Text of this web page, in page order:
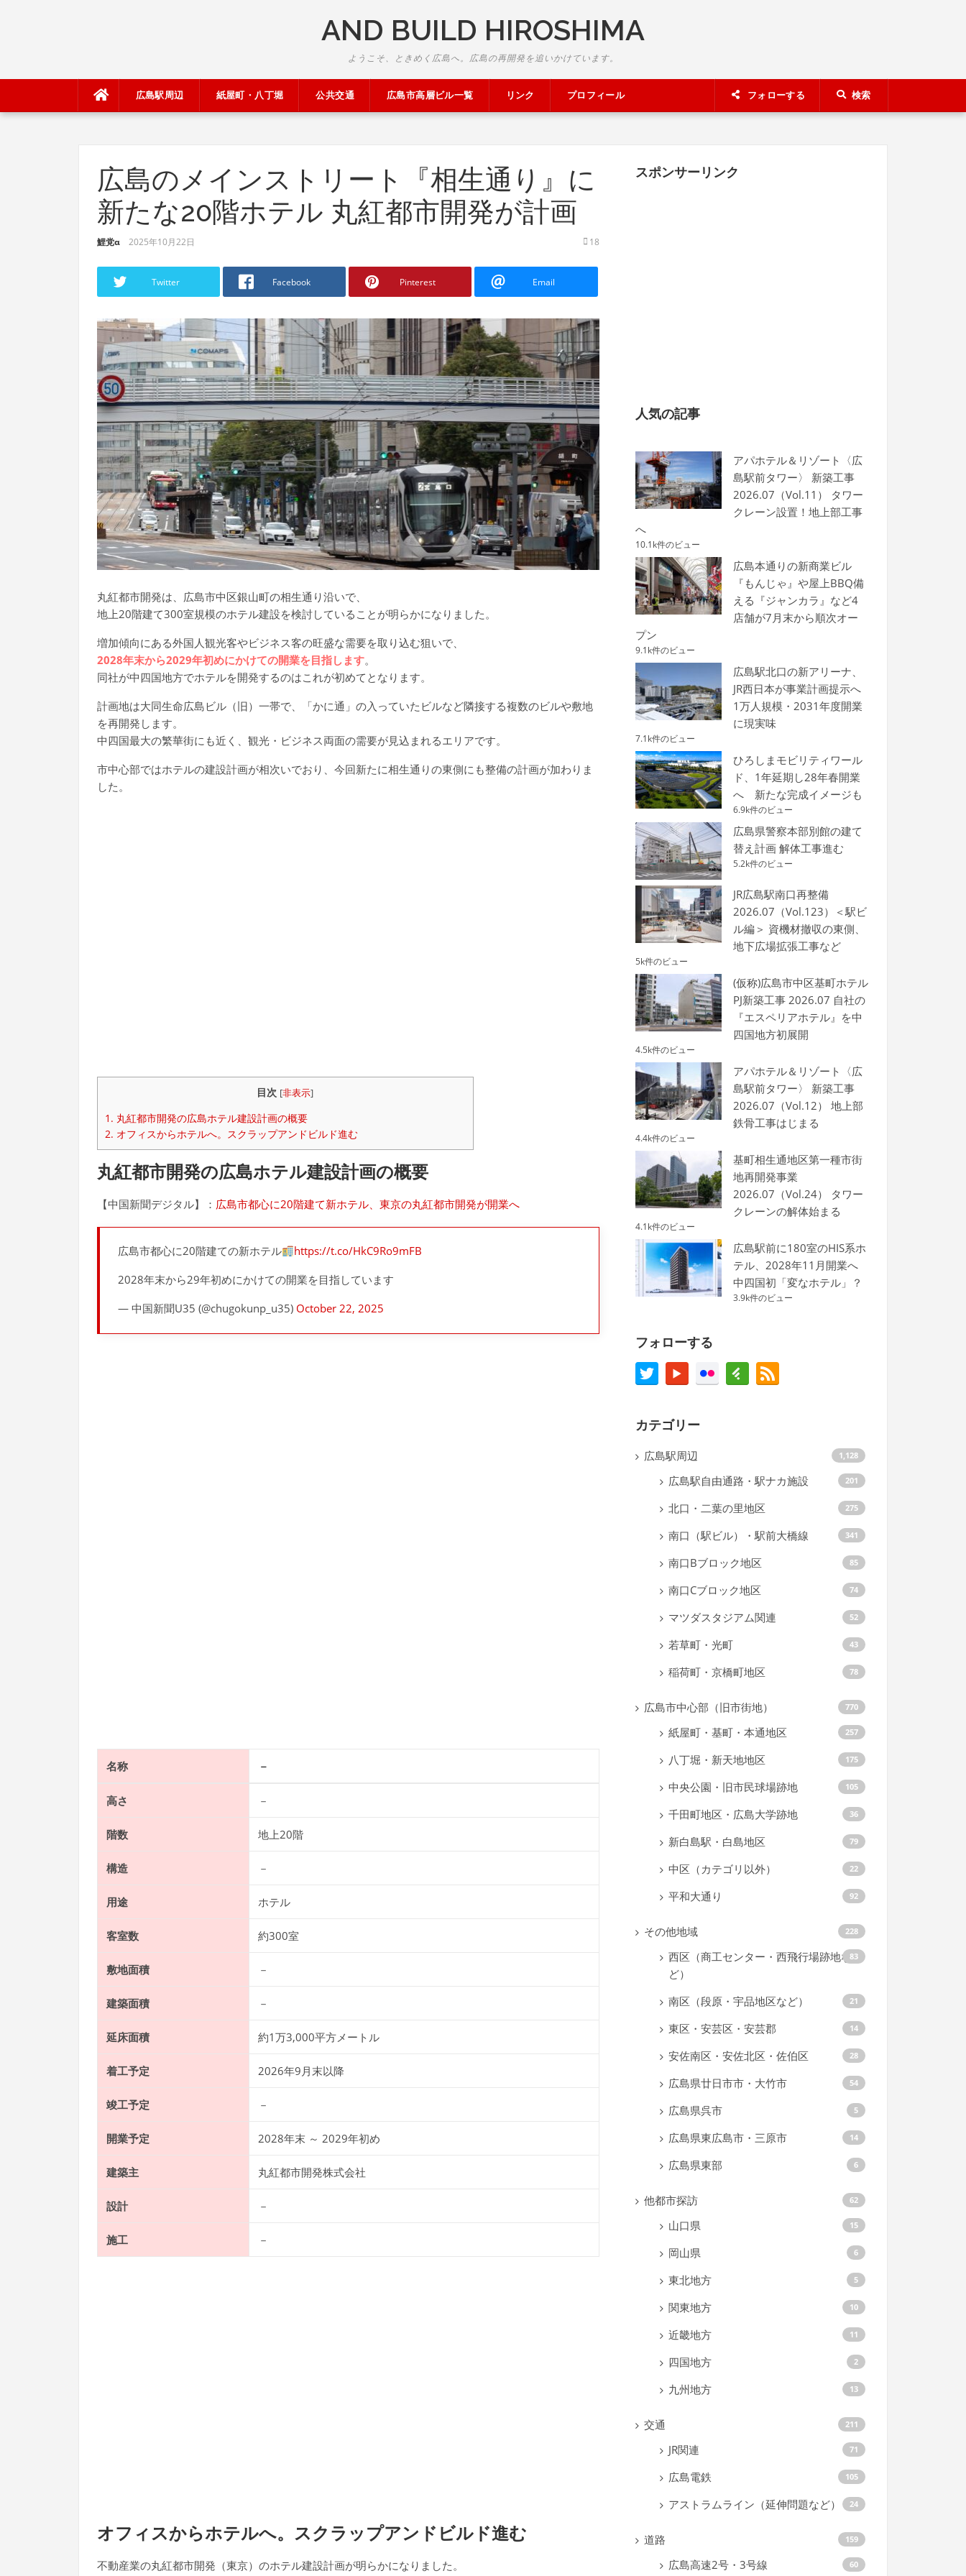
AND BUILD HIROSHIMA
ようこそ、ときめく広島へ。広島の再開発を追いかけています。
広島駅周辺 紙屋町・八丁堀 公共交通 広島市高層ビル一覧 リンク プロフィール フォローする 検索
広島のメインストリート『相生通り』に
新たな20階ホテル 丸紅都市開発が計画
鯉党α 2025年10月22日 18
Twitter Facebook Pinterest Email
丸紅都市開発は、広島市中区銀山町の相生通り沿いで、
地上20階建て300室規模のホテル建設を検討していることが明らかになりました。
増加傾向にある外国人観光客やビジネス客の旺盛な需要を取り込む狙いで、
2028年末から2029年初めにかけての開業を目指します。
同社が中四国地方でホテルを開発するのはこれが初めてとなります。
計画地は大同生命広島ビル（旧）一帯で、「かに通」の入っていたビルなど隣接する複数のビルや敷地
を再開発します。
中四国最大の繁華街にも近く、観光・ビジネス両面の需要が見込まれるエリアです。
市中心部ではホテルの建設計画が相次いでおり、今回新たに相生通りの東側にも整備の計画が加わりま
した。
目次 [非表示]
1. 丸紅都市開発の広島ホテル建設計画の概要
2. オフィスからホテルへ。スクラップアンドビルド進む
丸紅都市開発の広島ホテル建設計画の概要
【中国新聞デジタル】： 広島市都心に20階建て新ホテル、東京の丸紅都市開発が開業へ
広島市都心に20階建ての新ホテル
https://t.co/HkC9Ro9mFB
2028年末から29年初めにかけての開業を目指しています
— 中国新聞U35 (@chugokunp_u35) October 22, 2025
名称 －
高さ －
階数 地上20階
構造 －
用途 ホテル
客室数 約300室
敷地面積 －
建築面積 －
延床面積 約1万3,000平方メートル
着工予定 2026年9月末以降
竣工予定 －
開業予定 2028年末 ～ 2029年初め
建築主 丸紅都市開発株式会社
設計 －
施工 －
オフィスからホテルへ。スクラップアンドビルド進む
不動産業の丸紅都市開発（東京）のホテル建設計画が明らかになりました。
スポンサーリンク
人気の記事
アパホテル＆リゾート〈広
島駅前タワー〉 新築工事
2026.07（Vol.11） タワー
クレーン設置！地上部工事
へ
10.1k件のビュー
広島本通りの新商業ビル
『もんじゃ』や屋上BBQ備
える『ジャンカラ』など4
店舗が7月末から順次オー
プン
9.1k件のビュー
広島駅北口の新アリーナ、
JR西日本が事業計画提示へ
1万人規模・2031年度開業
に現実味
7.1k件のビュー
ひろしまモビリティワール
ド、1年延期し28年春開業
へ 新たな完成イメージも
6.9k件のビュー
広島県警察本部別館の建て
替え計画 解体工事進む
5.2k件のビュー
JR広島駅南口再整備
2026.07（Vol.123）＜駅ビ
ル編＞ 資機材撤収の東側、
地下広場拡張工事など
5k件のビュー
(仮称)広島市中区基町ホテル
PJ新築工事 2026.07 自社の
『エスペリアホテル』を中
四国地方初展開
4.5k件のビュー
アパホテル＆リゾート〈広
島駅前タワー〉 新築工事
2026.07（Vol.12） 地上部
鉄骨工事はじまる
4.4k件のビュー
基町相生通地区第一種市街
地再開発事業
2026.07（Vol.24） タワー
クレーンの解体始まる
4.1k件のビュー
広島駅前に180室のHIS系ホ
テル、2028年11月開業へ
中四国初「変なホテル」？
3.9k件のビュー
フォローする
カテゴリー
広島駅周辺 1,128
広島駅自由通路・駅ナカ施設 201
北口・二葉の里地区 275
南口（駅ビル）・駅前大橋線 341
南口Bブロック地区 85
南口Cブロック地区 74
マツダスタジアム関連 52
若草町・光町 43
稲荷町・京橋町地区 78
広島市中心部（旧市街地） 770
紙屋町・基町・本通地区 257
八丁堀・新天地地区 175
中央公園・旧市民球場跡地 105
千田町地区・広島大学跡地 36
新白島駅・白島地区 79
中区（カテゴリ以外） 22
平和大通り 92
その他地域 228
西区（商工センター・西飛行場跡地な
ど）
83
南区（段原・宇品地区など） 21
東区・安芸区・安芸郡 14
安佐南区・安佐北区・佐伯区 28
広島県廿日市市・大竹市 54
広島県呉市 5
広島県東広島市・三原市 14
広島県東部 6
他都市探訪 62
山口県 15
岡山県 6
東北地方 5
関東地方 10
近畿地方 11
四国地方 2
九州地方 13
交通 211
JR関連 71
広島電鉄 105
アストラムライン（延伸問題など） 24
道路 159
広島高速2号・3号線 60